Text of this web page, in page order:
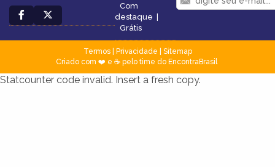
Com
destaque |
Grátis
Termos| Privacidade
Sitemap
Criado com ❤️ e ☕ pelo time do EncontraBrasil
Statcounter code invalid. Insert a fresh copy.